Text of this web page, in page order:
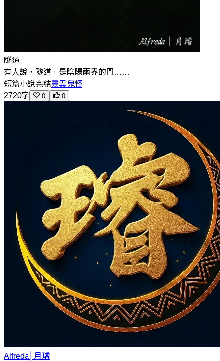
隧道
有人說，隧道，是陰陽兩界的門……
短篇小說完結靈異鬼怪
2720字
0 0
Alfreda│月璿